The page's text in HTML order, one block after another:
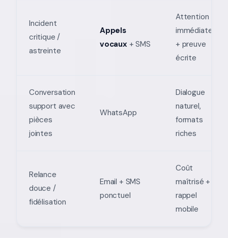
Incident
critique /
astreinte
Appels
vocaux+ SMS
Attention
immédiate
+ preuve
écrite
Conversation
support avec
pièces
jointes
WhatsApp
Dialogue
naturel,
formats
riches
Relance
douce /
fidélisation
Email + SMS
ponctuel
Coût
maîtrisé +
rappel
mobile